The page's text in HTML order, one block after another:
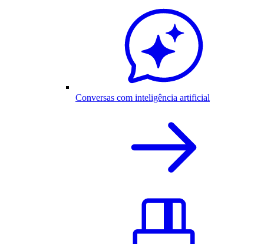
Conversas com inteligência artificial